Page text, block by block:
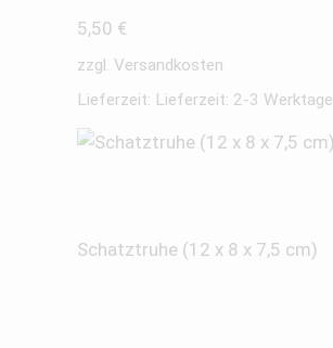
5,50 €
zzgl. Versandkosten
Lieferzeit: Lieferzeit: 2-3 Werktage
Schatztruhe (12 x 8 x 7,5 cm)